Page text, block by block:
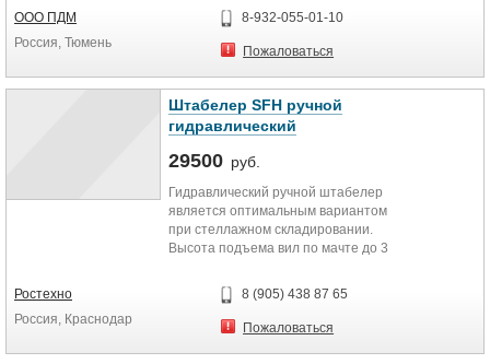
кг, батарея 150 Ач, собственный
вес 505 кг. Габариты
1580х920х23300 мм. Гарантия от
в наличии комплектующие и
запчасти.
ООО ПДМ
Россия, Тюмень
8-932-055-01-10
Пожаловаться
Штабелер SFH ручной
гидравлический
29500 руб.
Гидравлический ручной штабелер
является оптимальным вариантом
при стеллажном складировании.
Высота подъема вил по мачте до 3
– от 1 т до 1,5 т. Благодаря
хорошей маневренности
гидравлический штабелер
Ростехно
Россия, Краснодар
8 (905) 438 87 65
Пожаловаться